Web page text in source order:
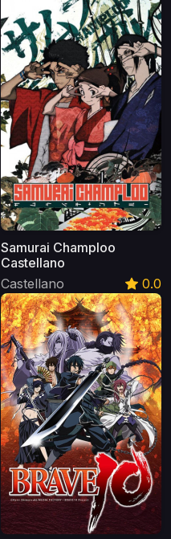
Samurai Champloo
Castellano
Castellano
0.0